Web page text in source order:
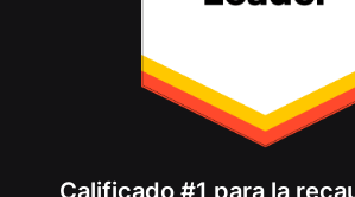
Calificado #1 para la